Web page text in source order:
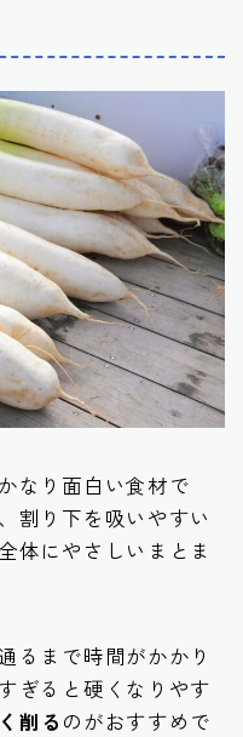
なり面白い食材で
割り下を吸いやすい
体にやさしいまとま
るまで時間がかかり
ぎると硬くなりやす
削る のがおすすめで